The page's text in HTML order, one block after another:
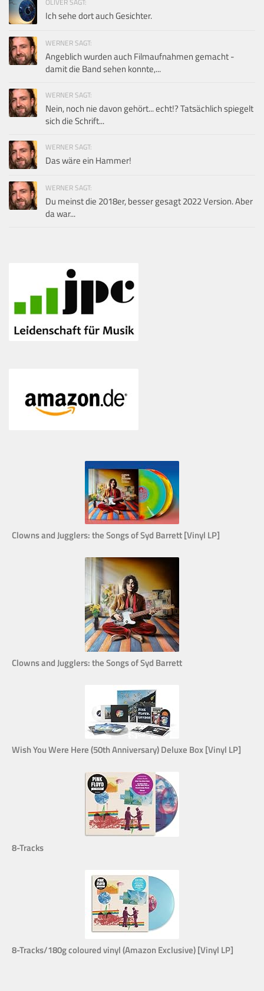
Ich sehe dort auch Gesichter.
WERNER SAGT:
Angeblich wurden auch Filmaufnahmen gemacht -
damit die Band sehen konnte,...
WERNER SAGT:
Nein, noch nie davon gehört... echt!? Tatsächlich spiegelt
sich die Schrift...
WERNER SAGT:
Das wäre ein Hammer!
WERNER SAGT:
Du meinst die 2018er, besser gesagt 2022 Version. Aber
da war...
Clowns and Jugglers: the Songs of Syd Barrett [Vinyl LP]
Clowns and Jugglers: the Songs of Syd Barrett
Wish You Were Here (50th Anniversary) Deluxe Box [Vinyl LP]
8-Tracks
8-Tracks/180g coloured vinyl (Amazon Exclusive) [Vinyl LP]